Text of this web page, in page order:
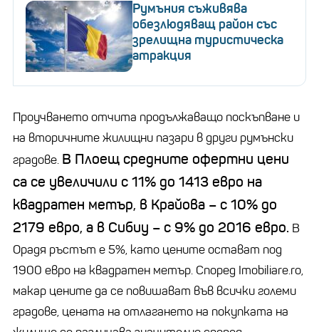
Румъния съживява
обезлюдяващ район със
зрелищна туристическа
атракция
Проучването отчита продължаващо поскъпване и
на вторичните жилищни пазари в други румънски
градове. В Плоещ средните офертни цени
са се увеличили с 11% до 1413 евро на
квадратен метър, в Крайова – с 10% до
2179 евро, а в Сибиу – с 9% до 2016 евро. В
Орадя ръстът е 5%, като цените остават под
1900 евро на квадратен метър. Според Imobiliare.ro,
макар цените да се повишават във всички големи
градове, цената на отлагането на покупката на